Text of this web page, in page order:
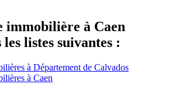
immobilière à Caen
listes suivantes :
à Département de Calvados
à Caen